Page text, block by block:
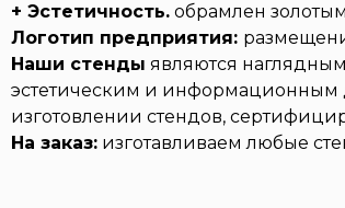
+ Эстетичность. обрамлен
Логотип предприятия:
Наши стенды являются
эстетическим и информационным
изготовлении стендов,
На заказ: изготавливаем любые